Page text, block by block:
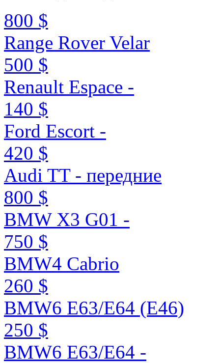
800 $
Range Rover Velar
500 $
Renault Espace -
140 $
Ford Escort -
420 $
Audi TT - передние
800 $
BMW X3 G01 -
750 $
BMW4 Cabrio
260 $
BMW6 E63/E64 (E46)
250 $
BMW6 E63/E64 -